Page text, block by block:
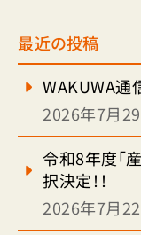
最近の投稿
WAKUWA通
2026年7月
令和8年度「
択決定！！
2026年7月